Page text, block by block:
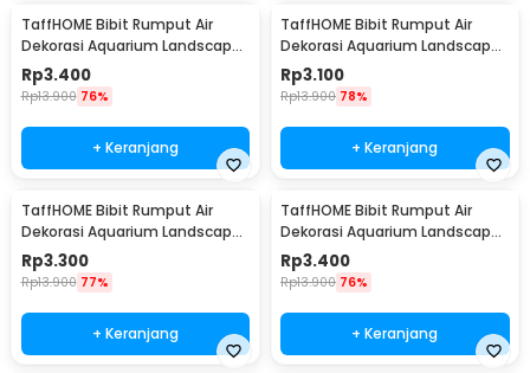
TaffHOME Bibit Rumput Air
Dekorasi Aquarium Landscape
Ornament 10g Big Fescue -
H0027
Rp3.400
Rp13.900 76%
+ Keranjang
TaffHOME Bibit Rumput Air
Dekorasi Aquarium Landscape
Ornament 10g Lucky Clover -
H0027
Rp3.100
Rp13.900 78%
+ Keranjang
TaffHOME Bibit Rumput Air
Dekorasi Aquarium Landscape
Ornament 10g Small Fescue -
H0027
Rp3.300
Rp13.900 77%
+ Keranjang
TaffHOME Bibit Rumput Air
Dekorasi Aquarium Landscape
Ornament 10g Love Grass -
H0027
Rp3.400
Rp13.900 76%
+ Keranjang